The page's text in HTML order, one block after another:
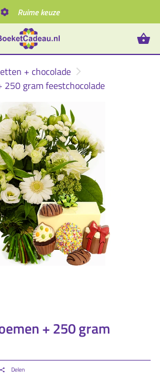
Ruime keuze
+ chocolade
gram feestchocolade
+ 250 gram
Delen